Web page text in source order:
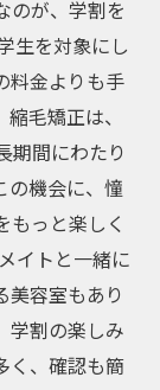
のが、学割を
生を対象にし
料金よりも手
毛矯正は、
期間にわたり
の機会に、憧
もっと楽しく
イトと一緒に
美容室もあり
学割の楽しみ
く、確認も簡